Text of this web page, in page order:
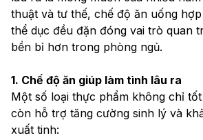
thuật và tư thế, chế độ ăn uống
thể dục đều đặn đóng vai trò quan
bền bỉ hơn trong phòng ngủ.
1. Chế độ ăn giúp làm tình lâu ra
Một số loại thực phẩm không chỉ
còn hỗ trợ tăng cường sinh lý và
xuất tinh: